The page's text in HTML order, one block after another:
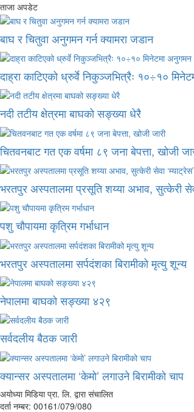
ताजा अपडेट
बाघ र चितुवा अनुगमन गर्न क्यामरा जडान
दाह्रा काटिएको ध्रुर्वे निकुञ्जभित्रैः १०÷१०
नदी तटीय क्षेत्रमा बाघको सङ्ख्या धेरै
चितवनबाट गत एक वर्षमा ८९ जना बेपत्ता, खोजी
भरतपुर अस्पतालमा प्रसूति शय्या अभाव, सुत्केरी
पशु चौपायमा कृत्रिम गर्भाधान
भरतपुर अस्पतालमा सर्पदंशका बिरामीको मृत्यु शून्य
नेपालमा बाघको सङ्ख्या ४२९
सर्वदलीय बैठक जारी
क्यान्सर अस्पतालमा ‘केमो’ लगाउने बिरामीको चाप
अयोध्या मिडिया प्रा. लि. द्वारा संचालित
दर्ता नम्बर: 00161/079/080